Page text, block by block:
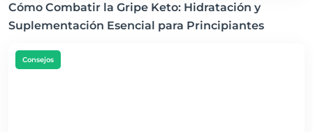
Cómo Combatir la Gripe Keto: Hidratación y
Suplementación Esencial para Principiantes
Consejos